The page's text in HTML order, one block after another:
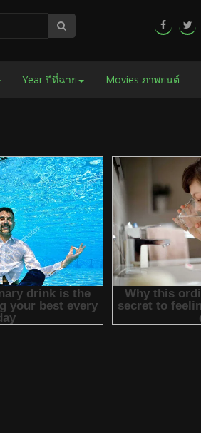
Year ปีที่ฉาย Movies ภาพยนต์